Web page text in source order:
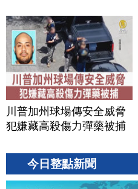
川普加州球場傳安全威脅
犯嫌藏高殺傷力彈藥被捕
今日整點新聞